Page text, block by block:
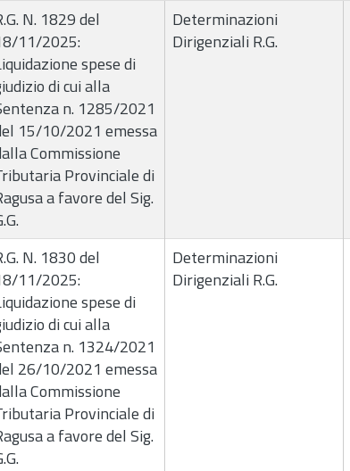
N. 1829 del
11/2025:
spese di
di cui alla
n. 1285/2021
15/10/2021 emessa
Commissione
Provinciale di
a favore del Sig.
Determinazioni
Dirigenziali R.G.
N. 1830 del
11/2025:
spese di
di cui alla
n. 1324/2021
26/10/2021 emessa
Commissione
Provinciale di
a favore del Sig.
Determinazioni
Dirigenziali R.G.